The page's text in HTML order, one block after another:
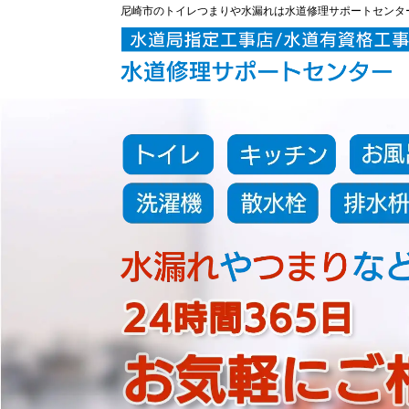
尼崎市のトイレつまりや水漏れは水道修理サポートセンタ